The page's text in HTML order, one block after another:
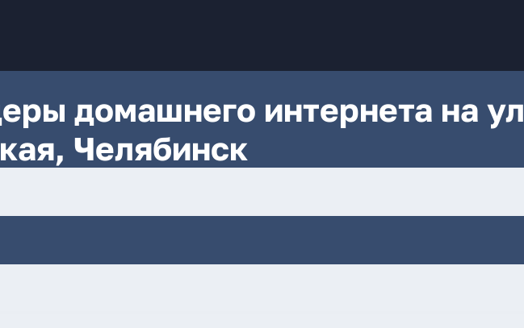
домашнего интернета на ул
Челябинск